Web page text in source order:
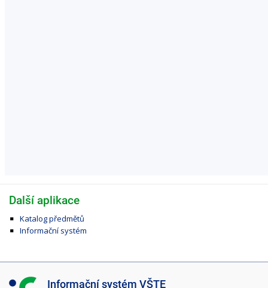
Další aplikace
Katalog předmětů
Informační systém
I Informační systém VŠTE